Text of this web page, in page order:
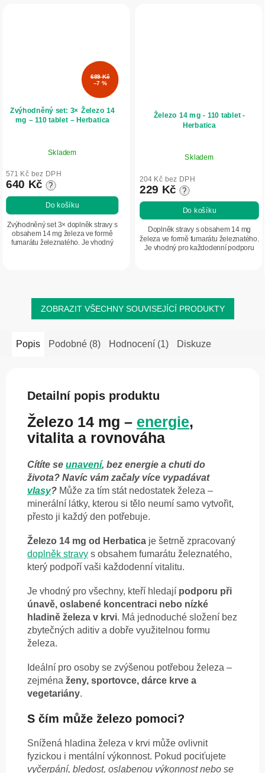
689 Kč
–7 %
Zvýhodněný set: 3× Železo 14
mg – 110 tablet – Herbatica
Skladem
571 Kč bez DPH
640 Kč ?
Do košíku
Zvýhodněný set 3× doplněk stravy s
obsahem 14 mg železa ve formě
fumarátu železnatého. Je vhodný
Železo 14 mg - 110 tablet -
Herbatica
Skladem
204 Kč bez DPH
229 Kč ?
Do košíku
Doplněk stravy s obsahem 14 mg
železa ve formě fumarátu železnatého.
Je vhodný pro každodenní podporu
ZOBRAZIT VŠECHNY SOUVISEJÍCÍ PRODUKTY
Popis Podobné (8) Hodnocení (1) Diskuze
Detailní popis produktu
Železo 14 mg – energie,
vitalita a rovnováha
Cítíte se unavení, bez energie a chuti do
života? Navíc vám začaly více vypadávat
vlasy? Může za tím stát nedostatek železa –
minerální látky, kterou si tělo neumí samo vytvořit,
přesto ji každý den potřebuje.
Železo 14 mg od Herbatica je šetrně zpracovaný
doplněk stravy s obsahem fumarátu železnatého,
který podpoří vaši každodenní vitalitu.
Je vhodný pro všechny, kteří hledají podporu při
únavě, oslabené koncentraci nebo nízké
hladině železa v krvi. Má jednoduché složení bez
zbytečných aditiv a dobře využitelnou formu
železa.
Ideální pro osoby se zvýšenou potřebou železa –
zejména ženy, sportovce, dárce krve a
vegetariány.
S čím může železo pomoci?
Snížená hladina železa v krvi může ovlivnit
fyzickou i mentální výkonnost. Pokud pociťujete
vyčerpání, bledost, oslabenou výkonnost nebo se